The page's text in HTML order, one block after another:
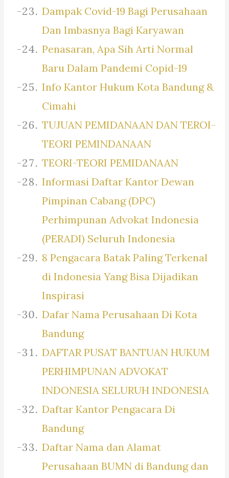
Dampak Covid-19 Bagi Perusahaan
Dan Imbasnya Bagi Karyawan
Penasaran, Apa Sih Arti Normal
Baru Dalam Pandemi Copid-19
Info Kantor Hukum Kota Bandung &
Cimahi
TUJUAN PEMIDANAAN DAN TEROI-
TEORI PEMINDANAAN
TEORI-TEORI PEMIDANAAN
Informasi Daftar Kantor Dewan
Pimpinan Cabang (DPC)
Perhimpunan Advokat Indonesia
(PERADI) Seluruh Indonesia
8 Pengacara Batak Paling Terkenal
di Indonesia Yang Bisa Dijadikan
Inspirasi
Dafar Nama Perusahaan Di Kota
Bandung
DAFTAR PUSAT BANTUAN HUKUM
PERHIMPUNAN ADVOKAT
INDONESIA SELURUH INDONESIA
Daftar Kantor Pengacara Di
Bandung
Daftar Nama dan Alamat
Perusahaan BUMN di Bandung dan